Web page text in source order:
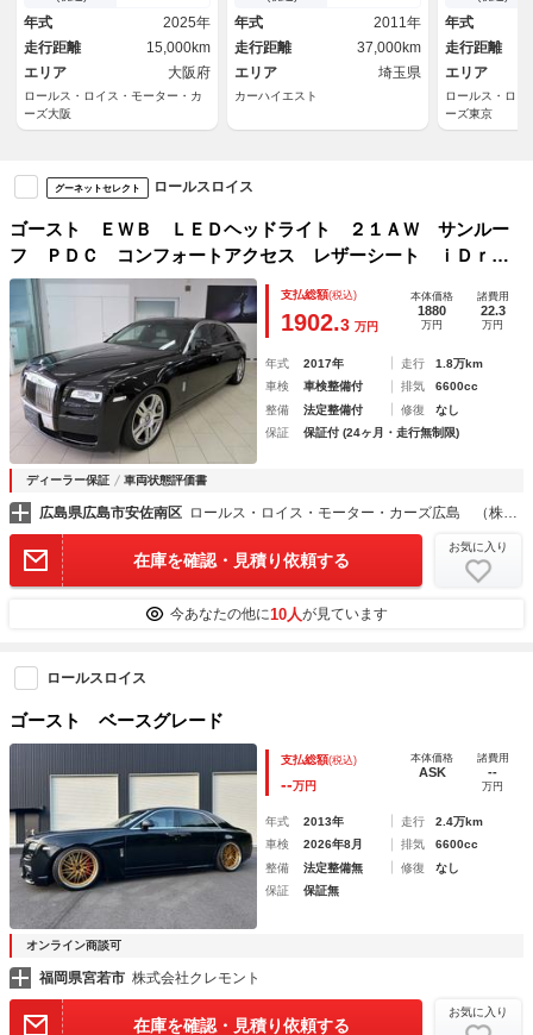
年式
2025年
走行距離
15,000km
エリア
大阪府
ロールス・ロイス・モーター・カ
ーズ大阪
バックドア メモリ付きパワー
シート ＥＴＣ 純正２０イン
チＡＷ ＨＵＤ
年式
2011年
走行距離
37,000km
エリア
埼玉県
カーハイエスト
アシスタンス
年式
走行距離
エリア
ロールス・ロイ
ーズ東京
グーネットセレクト ロールスロイス
ゴースト ＥＷＢ ＬＥＤヘッドライト ２１ＡＷ サンルー
フ ＰＤＣ コンフォートアクセス レザーシート ｉＤｒｉ
ｖｅナビ フルセグ リアモニター リアビューカメラ 純正
ＥＴＣ
支払総額(税込)
1902.3 万円
本体価格
1880
万円
諸費用
22.3
万円
年式 2017年 走行
1.8万km
車検
車検整備付 排気
6600cc
整備
法定整備付 修復
なし
保証
保証付 (24ヶ月・走行無制限)
ディーラー保証 車両状態評価書
広島県広島市安佐南区 ロールス・ロイス・モーター・カーズ広島 （株）バルコム
在庫を確認・見積り依頼する
お気に入り
今あなたの他に10人が見ています
ロールスロイス
ゴースト ベースグレード
支払総額(税込)
--万円
本体価格
ASK
諸費用
--
万円
年式 2013年 走行
2.4万km
車検
2026年8月 排気
6600cc
整備
法定整備無 修復
なし
保証
保証無
オンライン商談可
福岡県宮若市 株式会社クレモント
在庫を確認・見積り依頼する
お気に入り